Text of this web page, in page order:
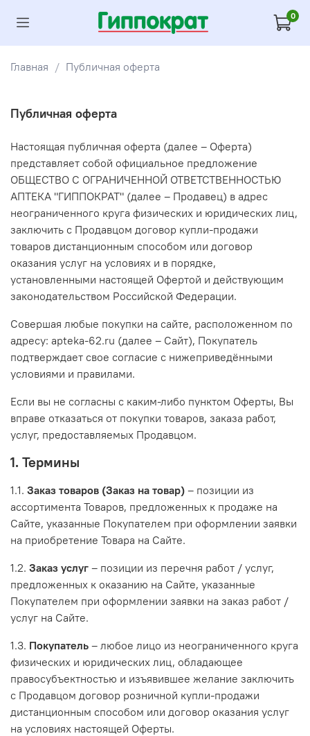
0
Главная Публичная оферта
Публичная оферта
Настоящая публичная оферта (далее – Оферта)
представляет собой официальное предложение
ОБЩЕСТВО С ОГРАНИЧЕННОЙ ОТВЕТСТВЕННОСТЬЮ
АПТЕКА "ГИППОКРАТ" (далее – Продавец) в адрес
неограниченного круга физических и юридических лиц,
заключить с Продавцом договор купли-продажи
товаров дистанционным способом или договор
оказания услуг на условиях и в порядке,
установленными настоящей Офертой и действующим
законодательством Российской Федерации.
Совершая любые покупки на сайте, расположенном по
адресу: apteka-62.ru (далее – Сайт), Покупатель
подтверждает свое согласие с нижеприведёнными
условиями и правилами.
Если вы не согласны с каким-либо пунктом Оферты, Вы
вправе отказаться от покупки товаров, заказа работ,
услуг, предоставляемых Продавцом.
1. Термины
1.1. Заказ товаров (Заказ на товар) – позиции из
ассортимента Товаров, предложенных к продаже на
Сайте, указанные Покупателем при оформлении заявки
на приобретение Товара на Сайте.
1.2. Заказ услуг – позиции из перечня работ / услуг,
предложенных к оказанию на Сайте, указанные
Покупателем при оформлении заявки на заказ работ /
услуг на Сайте.
1.3. Покупатель – любое лицо из неограниченного круга
физических и юридических лиц, обладающее
правосубъектностью и изъявившее желание заключить
с Продавцом договор розничной купли-продажи
дистанционным способом или договор оказания услуг
на условиях настоящей Оферты.